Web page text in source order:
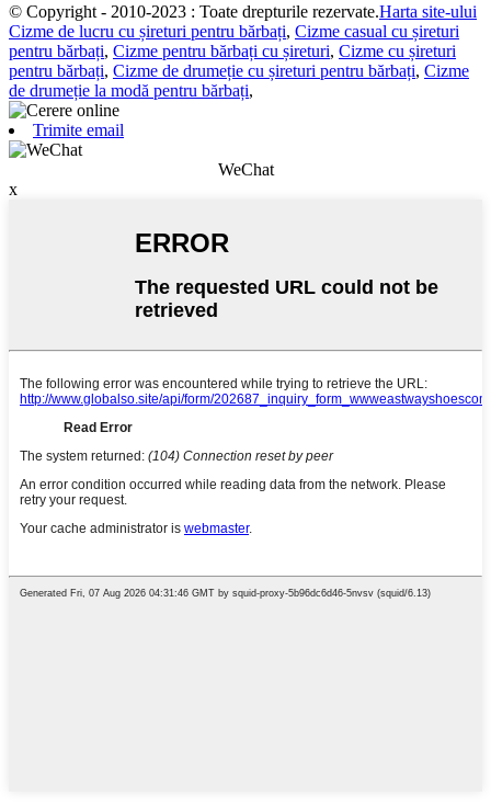
© Copyright - 2010-2023 : Toate drepturile rezervate.Harta site-ului
Cizme de lucru cu șireturi pentru bărbați, Cizme casual cu șireturi
pentru bărbați, Cizme pentru bărbați cu șireturi, Cizme cu șireturi
pentru bărbați, Cizme de drumeție cu șireturi pentru bărbați, Cizme
de drumeție la modă pentru bărbați,
Trimite email
WeChat
x